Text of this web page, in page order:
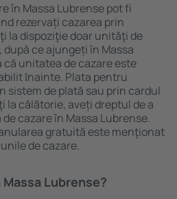
în Massa Lubrense pot fi
rezervați cazarea prin
la dispoziţie doar unităţi de
ce ajungeți în Massa
unitatea de cazare este
ȋnainte. Plata pentru
sistem de plată sau prin cardul
la călătorie, aveți dreptul de a
cazare în Massa Lubrense.
gratuită este menţionat
de cazare.
Lubrense?